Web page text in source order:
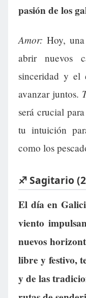
pasión de los
Amor: Hoy,
abrir nuevos
sinceridad y el
avanzar juntos.
será crucial
tu intuición
como los
♐ Sagitario
El día en
viento
nuevos
libre y festivo,
y de las